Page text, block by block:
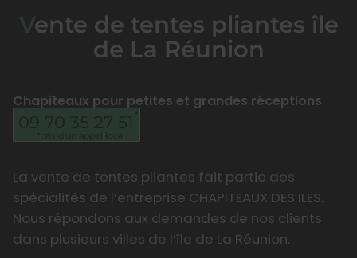
Vente de tentes pliantes île
de La Réunion
Chapiteaux pour petites et grandes réceptions
09 70 35 27 51
La vente de tentes pliantes fait partie des
spécialités de l’entreprise CHAPITEAUX DES ILES.
Nous répondons aux demandes de nos clients
dans plusieurs villes de l’île de La Réunion.